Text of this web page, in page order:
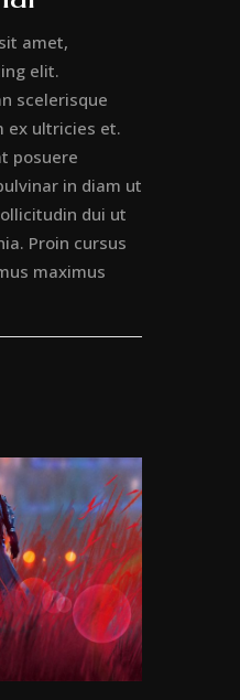
amet,
elit.
scelerisque
ex ultricies et.
posuere
in diam ut
dui ut
Proin cursus
maximus